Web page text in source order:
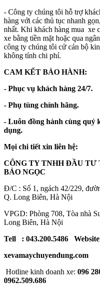
- Công ty chúng tôi hỗ trợ
hàng với các thủ tục nhanh
nhất. Khi khách hàng mua xe
xe bằng tiền mặt hoặc qua
công ty chúng tôi cử cán bộ
không tính chi phí.
CAM KẾT BẢO HÀNH:
- Phục vụ khách hàng 24/7.
- Phụ tùng chính hãng.
- Luôn đồng hành cùng quý
dụng.
Mọi chi tiết xin liên hệ:
CÔNG TY TNHH ĐẦU TƯ
BẢO NGỌC
Đ/C : Số 1, ngách 42/229,
Q. Long Biên, Hà Nội
VPGD: Phòng 708, Tòa nhà
Long Biên, Hà Nội
Tell : 043.200.5486
xevamaychuyendung.com
Hotline kinh doanh xe: 096
0962.509.686